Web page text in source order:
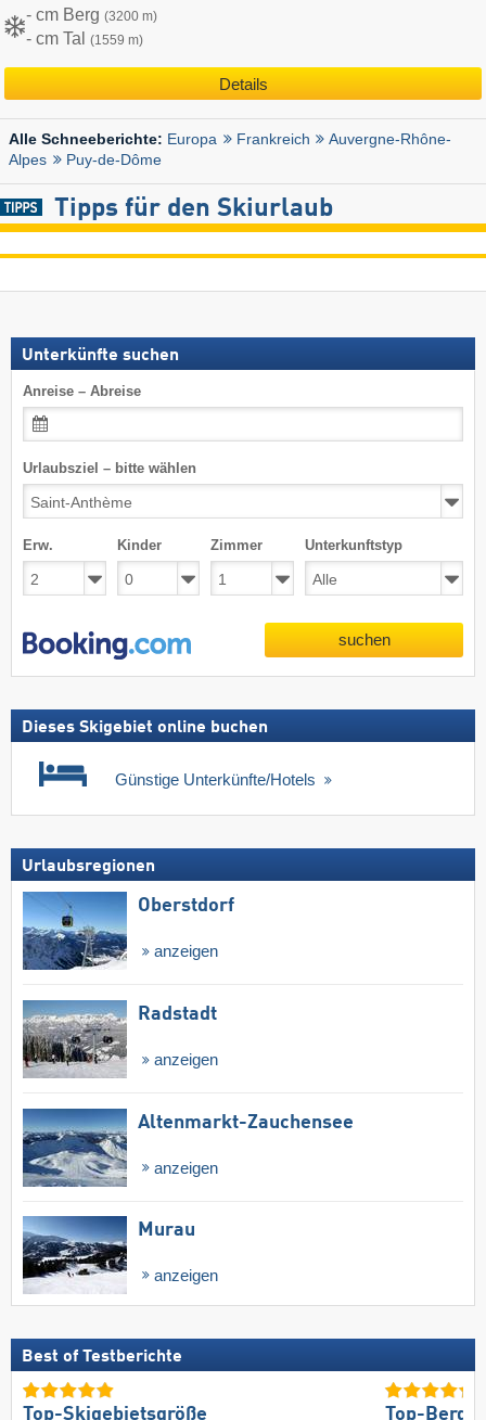
- cm Berg (3200 m)
- cm Tal (1559 m)
Details
Alle Schneeberichte: Europa Frankreich
Auvergne-Rhône-
Alpes
Puy-de-Dôme
Tipps für den Skiurlaub
Unterkünfte suchen
Anreise – Abreise
Urlaubsziel – bitte wählen
Erw. Kinder Zimmer Unterkunftstyp
suchen
Dieses Skigebiet online buchen
Günstige Unterkünfte/Hotels
Urlaubsregionen
Oberstdorf
anzeigen
Radstadt
anzeigen
Altenmarkt-Zauchensee
anzeigen
Murau
anzeigen
Best of Testberichte
Top-Skigebietsgröße Top-